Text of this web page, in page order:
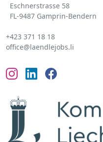
Eschnerstrasse 58
FL-9487 Gamprin-Bendern
+423 371 18 18
office@laendlejobs.li